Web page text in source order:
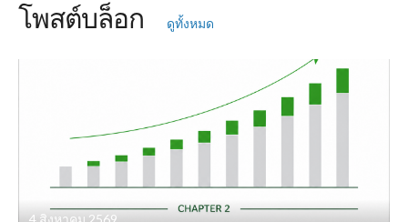
โพสต์บล็อก ดูทั้งหมด
4 สิงหาคม 2569